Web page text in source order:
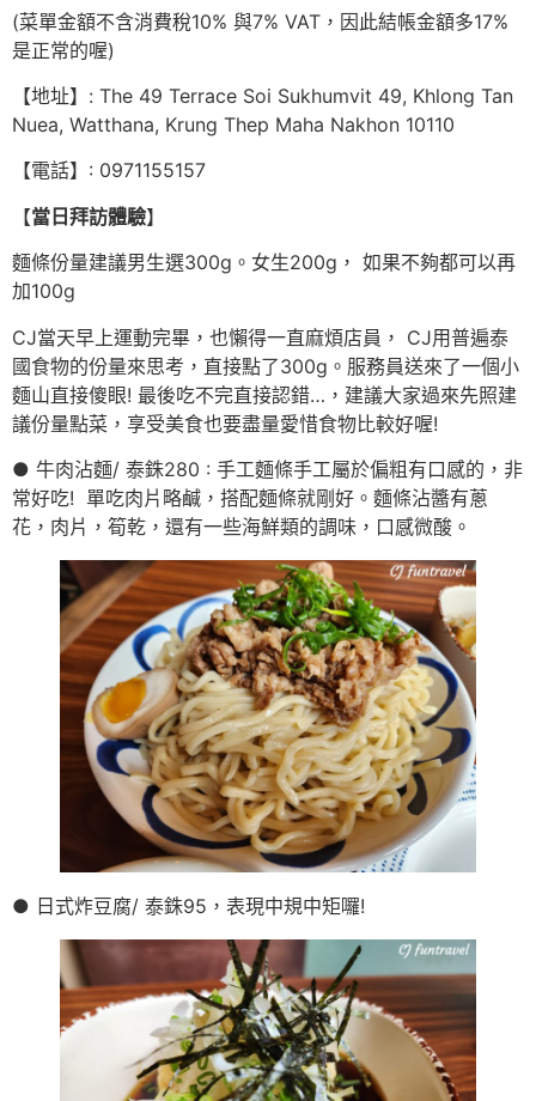
(菜單金額不含消費稅10% 與7% VAT，因此結帳金額多17%
是正常的喔)
【地址】: The 49 Terrace Soi Sukhumvit 49, Khlong Tan
Nuea, Watthana, Krung Thep Maha Nakhon 10110
【電話】: 0971155157
【當日拜訪體驗】
麵條份量建議男生選300g。女生200g， 如果不夠都可以再
加100g
CJ當天早上運動完畢，也懶得一直麻煩店員， CJ用普遍泰
國食物的份量來思考，直接點了300g。服務員送來了一個小
麵山直接傻眼! 最後吃不完直接認錯…，建議大家過來先照建
議份量點菜，享受美食也要盡量愛惜食物比較好喔!
● 牛肉沾麵/ 泰銖280 : 手工麵條手工屬於偏粗有口感的，非
常好吃! 單吃肉片略鹹，搭配麵條就剛好。麵條沾醬有蔥
花，肉片，筍乾，還有一些海鮮類的調味，口感微酸。
● 日式炸豆腐/ 泰銖95，表現中規中矩囉!